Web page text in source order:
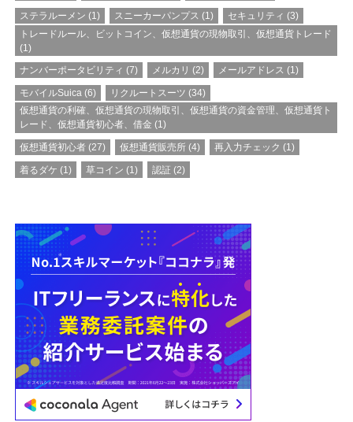
ステラルーメン (1) スニーカーパンプス (1) セキュリティ (3)
トレードルール、ビットコイン、仮想通貨の現物取引、仮想通貨トレード
(1)
ナンバーポータビリティ (7) メルカリ (2) メールアドレス (1)
モバイルSuica (6) リクルートスーツ (34)
仮想通貨の利確、仮想通貨の現物取引、仮想通貨の資金管理、仮想通貨ト
レード、仮想通貨初心者、借金 (1)
仮想通貨初心者(27) 仮想通貨販売所(4) 再入力チェック (1)
着るダケ (1) 草コイン (1) 認証 (2)